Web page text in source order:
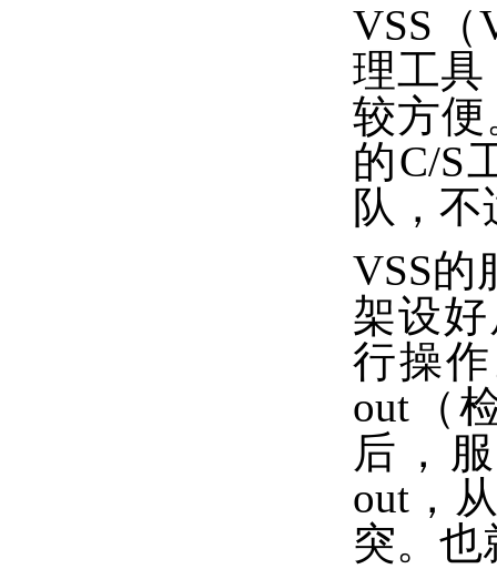
VSS（
理工具
较方便
的C/S
队，
VSS的
架设
行操
out（
后，
out，
突。也